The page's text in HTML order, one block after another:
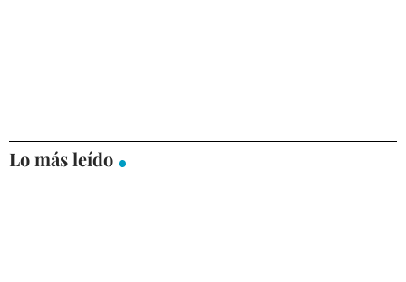
Lo más leído